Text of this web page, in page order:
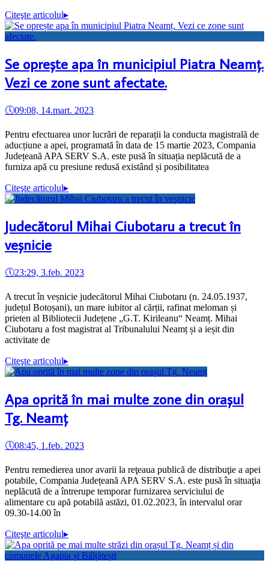
Citeşte articolul▸
Se oprește apa în municipiul Piatra Neamț.
Vezi ce zone sunt afectate.
🕔09:08, 14.mart. 2023
Pentru efectuarea unor lucrări de reparații la conducta magistrală de
aducțiune a apei, programată în data de 15 martie 2023, Compania
Județeană APA SERV S.A. este pusă în situația neplăcută de a
furniza apă cu presiune redusă existând și posibilitatea
Citeşte articolul▸
Judecătorul Mihai Ciubotaru a trecut în
veșnicie
🕔23:29, 3.feb. 2023
A trecut în veșnicie judecătorul Mihai Ciubotaru (n. 24.05.1937,
județul Botoșani), un mare iubitor al cărții, rafinat meloman și
prieten al Bibliotecii Județene „G.T. Kirileanu“ Neamț. Mihai
Ciubotaru a fost magistrat al Tribunalului Neamț și a ieșit din
activitate de
Citeşte articolul▸
Apa oprită în mai multe zone din orașul
Tg. Neamț
🕔08:45, 1.feb. 2023
Pentru remedierea unor avarii la reţeaua publică de distribuţie a apei
potabile, Compania Județeană APA SERV S.A. este pusă în situaţia
neplăcută de a întrerupe temporar furnizarea serviciului de
alimentare cu apă potabilă astăzi, 01.02.2023, în intervalul orar
09.30-14.00 în
Citeşte articolul▸